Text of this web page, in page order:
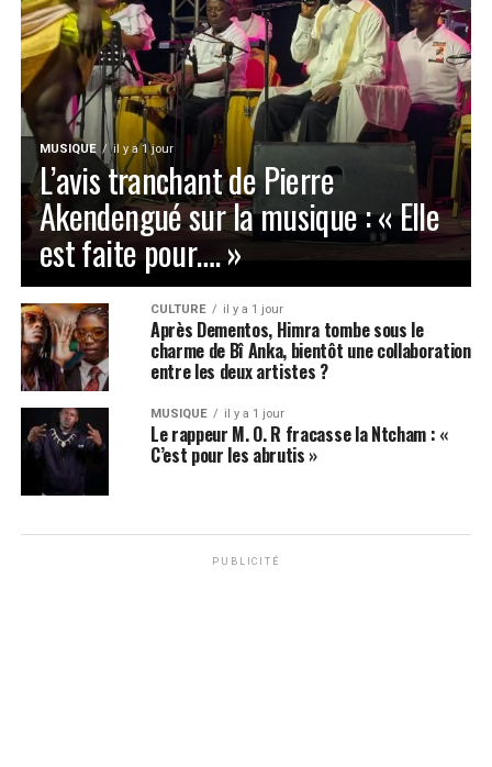
MUSIQUE il y a 1 jour
L’avis tranchant de Pierre
Akendengué sur la musique : « Elle
est faite pour…. »
CULTURE il y a 1 jour
Après Dementos, Himra tombe sous le
charme de Bî Anka, bientôt une collaboration
entre les deux artistes ?
MUSIQUE il y a 1 jour
Le rappeur M. O. R fracasse la Ntcham : «
C’est pour les abrutis »
PUBLICITÉ